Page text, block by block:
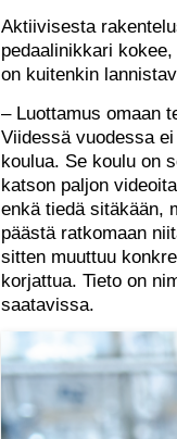
Aktiivisesta
pedaalinikkari
on kuitenkin
– Luottamus omaan
Viidessä vuodessa
koulua. Se koulu on
katson paljon
enkä tiedä sitäkään,
päästä ratkomaan
sitten muuttuu
korjattua. Tieto on
saatavissa.